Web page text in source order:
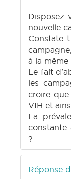
nouvelle
à la même
Le fait
les
croire
VIH et
La
constante
?
Réponse